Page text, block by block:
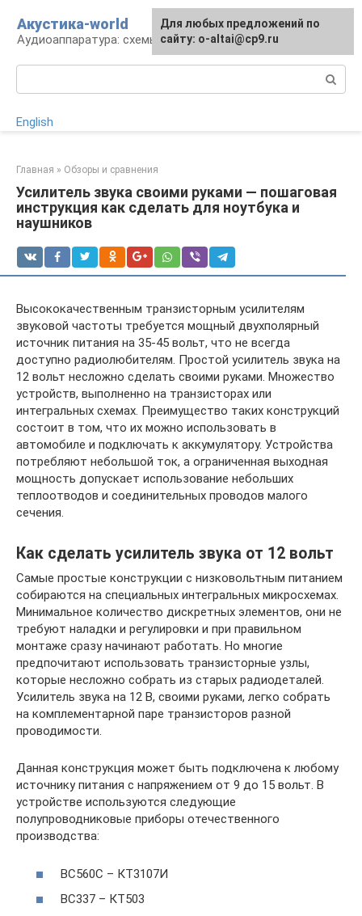
контенту
Акустика-world
Аудиоаппаратура: схемы и работа
English
Главная » Обзоры и сравнения
Усилитель звука своими руками — пошаговая
инструкция как сделать для ноутбука и
наушников
Высококачественным транзисторным усилителям
звуковой частоты требуется мощный двухполярный
источник питания на 35-45 вольт, что не всегда
доступно радиолюбителям. Простой усилитель звука на
12 вольт несложно сделать своими руками. Множество
устройств, выполненно на транзисторах или
интегральных схемах. Преимущество таких конструкций
состоит в том, что их можно использовать в
автомобиле и подключать к аккумулятору. Устройства
потребляют небольшой ток, а ограниченная выходная
мощность допускает использование небольших
теплоотводов и соединительных проводов малого
сечения.
Как сделать усилитель звука от 12 вольт
Самые простые конструкции с низковольтным питанием
собираются на специальных интегральных микросхемах.
Минимальное количество дискретных элементов, они не
требуют наладки и регулировки и при правильном
монтаже сразу начинают работать. Но многие
предпочитают использовать транзисторные узлы,
которые несложно собрать из старых радиодеталей.
Усилитель звука на 12 В, своими руками, легко собрать
на комплементарной паре транзисторов разной
проводимости.
Данная конструкция может быть подключена к любому
источнику питания с напряжением от 9 до 15 вольт. В
устройстве используются следующие
полупроводниковые приборы отечественного
производства:
BC560C – КТ3107И
BC337 – КТ503
Для любых предложений по
сайту: o-altai@cp9.ru